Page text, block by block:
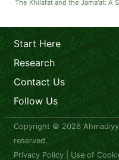
The Khilafat and the Jama'at: A
Start Here
Research
Contact Us
Follow Us
Copyright © 2026
reserved.
Privacy Policy
Use of